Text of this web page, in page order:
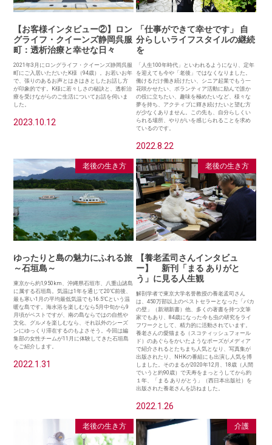
【お客様インタビュー②】ロン
グライフ・クイーンズ静岡呉服
町：透析治療と幸せな日々
2021年3月にロングライフ・クイーンズ静岡呉服
町にご入居いただいたK様（94歳）。お若いお年
で、張りのあるお声とはきはきとしたお話し方
が印象的です。K様に若々しさの秘訣と、透析治
療を受けながらのご生活についてお話を伺いま
した。
2023.10.12
「仕事ができて幸せです」 自
分らしいライフスタイルの継続
を
「人生100年時代」といわれるようになり、定年
を迎えても今や「老後」ではなくなりました。
働けるだけ働き続けたい、シニア起業でもう一
花咲かせたい、ボランティア活動に励んで誰か
の役に立ちたい、趣味を極めたいなど、様々な
夢を持ち、アクティブに輝き続けたいと望む方
が少なくありません。この先も、自分らしくい
られる場所、やりがいを感じられることを求め
ているのです。
2022.8.22
老後の生き方
ゆったりと島の魅力にふれる旅
～石垣島～
東京から約1,950km、沖縄県石垣市、八重山諸島
に属する石垣島。気温は1年を通じて20℃前後、
最も寒い1月の平均最低気温でも16.5℃という温
暖な島です。海水浴を楽しむなら5月中旬から9
月頃がベストですが、南の島ならではの自然や
文化、グルメを楽しむなら、それ以外のシーズ
ンにゆっくり滞在するのもよさそう。今回は編
集部の女性チームが11月に体験してきた石垣島
をご紹介します。
2022.1.31
老後の生き方
【養老孟司さんインタビュ
ー】 新刊「まる ありがと
う」に見る人生観
解剖学者で東京大学名誉教授の養老孟司さん
は、450万部以上のベストセラーとなった「バカ
の壁」（新潮新書）他、多くの著書を持つ文筆
家でもあり、84歳になった今も虫の研究をライ
フワークとして、精力的に活動されています。
養老さんの愛猫まる（スコティッシュフォール
ド）のあぐらをかいたようなポーズがメディア
で紹介されるとたちまち人気となり、写真集が
出版されたり、NHKの番組にも出演し人気を博
しました。そのまるが2020年12月、18歳（人間
でいうと約90歳）で天寿をまっとうしてから約
１年、「まる ありがとう」（西日本出版社）を
出版された養老さんを訪ねました。
2022.1.26
老後の生き方 介護